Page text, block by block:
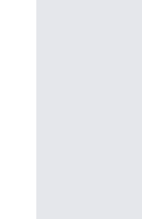
す。